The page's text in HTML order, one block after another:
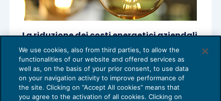
La riduzione dei costi energetici aziendali
attraverso l’efficientamento e la
riduzione delle accise
FINANZA AGEVOLATA 01/07/2020
diMassimo Ravagnani – Gruppo Finservice
We use cookies, also from third parties, to allow the
functionalities of our website and offered services as
well as, on the basis of your prior consent, to use data
on your navigation activity to improve performance of
the site. Clicking on “Accept All cookies” means that
you agree to the activation of all cookies. Clicking on